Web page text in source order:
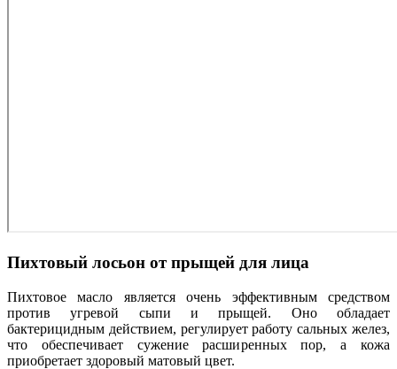
Пихтовый лосьон от прыщей для лица
Пихтовое масло является очень эффективным средством
против угревой сыпи и прыщей. Оно обладает
бактерицидным действием, регулирует работу сальных желез,
что обеспечивает сужение расширенных пор, а кожа
приобретает здоровый матовый цвет.